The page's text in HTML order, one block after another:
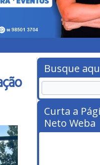
Busque
Curta a
Neto Weba